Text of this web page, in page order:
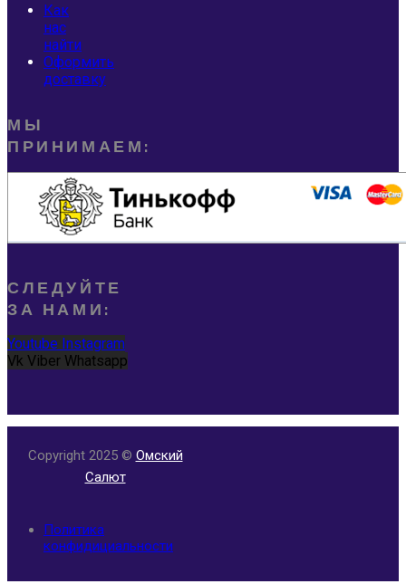
Как
нас
найти
Оформить
доставку
МЫ
ПРИНИМАЕМ:
СЛЕДУЙТЕ
ЗА НАМИ:
Youtube Instagram
Vk Viber Whatsapp
Copyright 2025 © Омский
Салют
Политика
конфидициальности